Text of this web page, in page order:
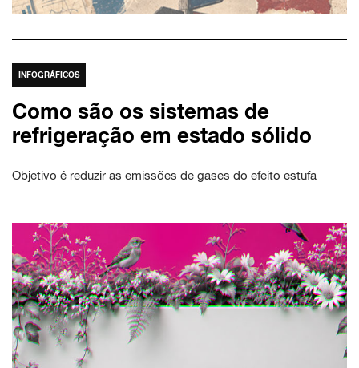
INFOGRÁFICOS
Como são os sistemas de
refrigeração em estado sólido
Objetivo é reduzir as emissões de gases do efeito estufa